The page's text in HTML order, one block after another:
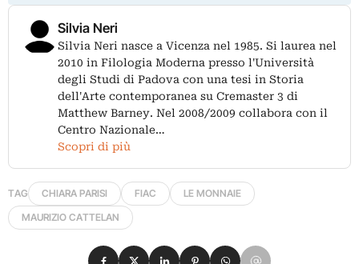
Silvia Neri
Silvia Neri nasce a Vicenza nel 1985. Si laurea nel
2010 in Filologia Moderna presso l'Università
degli Studi di Padova con una tesi in Storia
dell'Arte contemporanea su Cremaster 3 di
Matthew Barney. Nel 2008/2009 collabora con il
Centro Nazionale…
Scopri di più
TAG CHIARA PARISI FIAC
LE MONNAIE
MAURIZIO CATTELAN
Condividi su Facebook
Condividi su X
Condividi su LinkedIn
Condividi su Pinterest
Condividi su WhatsApp
Condividi su Email